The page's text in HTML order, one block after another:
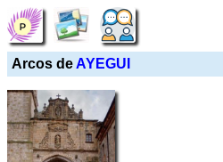
Arcos de AYEGUI